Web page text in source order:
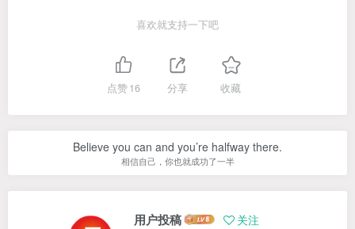
喜欢就支持一下吧
点赞16 分享 收藏
Believe you can and you’re halfway there.
相信自己，你也就成功了一半
用户投稿 关注